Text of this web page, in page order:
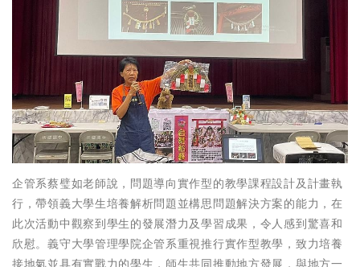
企管系蔡璧如老師說，問題導向實作型的教學課程設計及計畫執
行，帶領義大學生培養解析問題並構思問題解決方案的能力，在
此次活動中觀察到學生的發展潛力及學習成果，令人感到驚喜和
欣慰。義守大學管理學院企管系重視推行實作型教學，致力培養